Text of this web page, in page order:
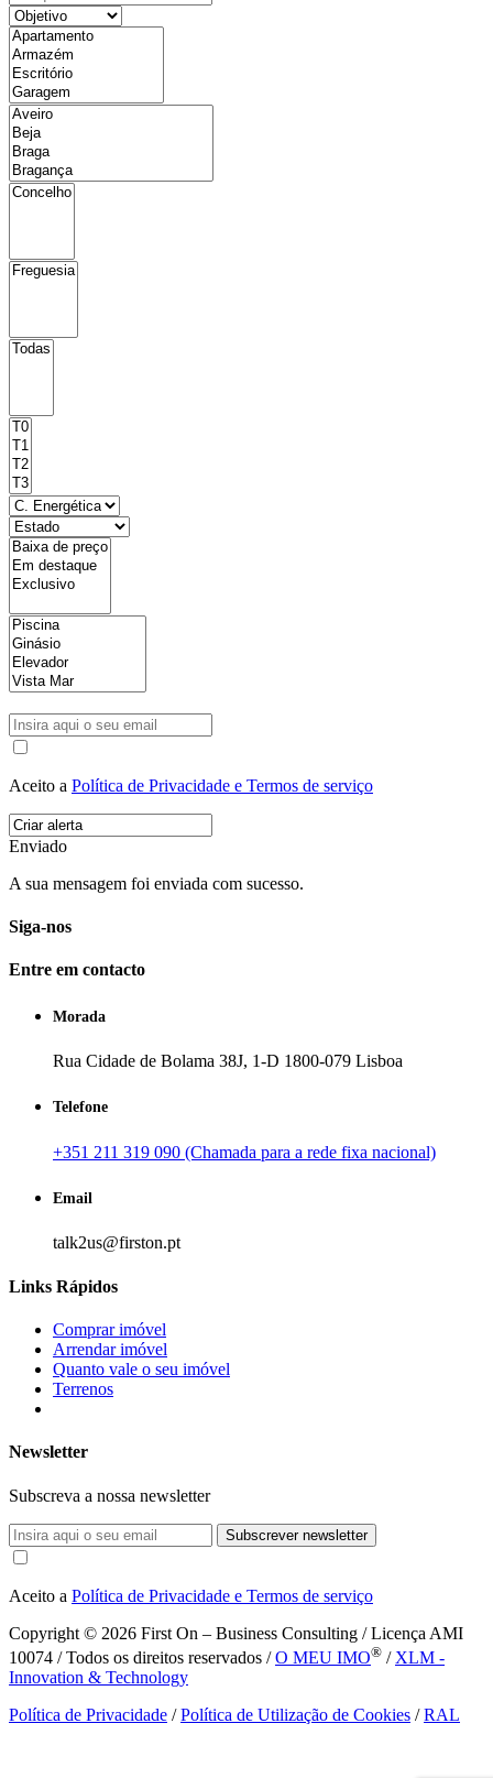
Aceito a Política de Privacidade e Termos de serviço
Enviado
A sua mensagem foi enviada com sucesso.
Siga-nos
Entre em contacto
Morada
Rua Cidade de Bolama 38J, 1-D 1800-079 Lisboa
Telefone
+351 211 319 090 (Chamada para a rede fixa nacional)
Email
talk2us@firston.pt
Links Rápidos
Comprar imóvel
Arrendar imóvel
Quanto vale o seu imóvel
Terrenos
Newsletter
Subscreva a nossa newsletter
Subscrever newsletter
Aceito a Política de Privacidade e Termos de serviço
Copyright © 2026 First On – Business Consulting / Licença AMI
10074 / Todos os direitos reservados /O MEU IMO® / XLM -
Innovation & Technology
Política de Privacidade /Política de Utilização de Cookies /RAL